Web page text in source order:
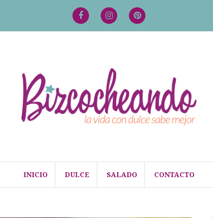
FacebookInstagramPinterest
INICIO DULCE SALADO CONTACTO